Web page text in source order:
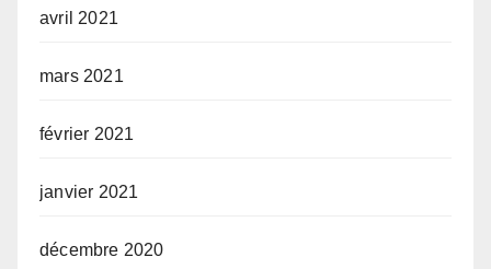
avril 2021
mars 2021
février 2021
janvier 2021
décembre 2020